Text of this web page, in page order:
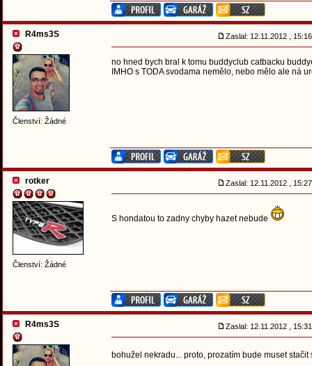
R4ms3S
Členství: Žádné
Zaslal: 12.11.2012 ,
no hned bych bral k tomu buddyclub catbacku
IMHO s TODA svodama nemělo, nebo mělo ale ná
rotker
Členství: Žádné
Zaslal: 12.11.2012 ,
S hondatou to zadny chyby hazet nebude
R4ms3S Zaslal: 12.11.2012 ,
bohužel nekradu... proto, prozatím bude muset